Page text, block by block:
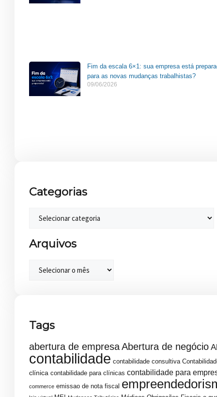
Fim da escala 6×1: sua empresa está
para as novas mudanças trabalhistas?
09/06/2026
Categorias
Arquivos
Tags
abertura de empresaAbertura de negócio
contabilidade contabilidade consultiva
clínica contabilidade para clínicas contabilidade para
commerce emissao de nota fiscal